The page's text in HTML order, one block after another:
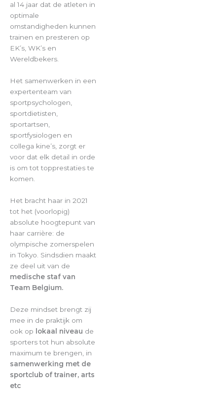
al 14 jaar dat de atleten in
optimale
omstandigheden kunnen
trainen en presteren op
EK’s, WK’s en
Wereldbekers.
Het samenwerken in een
expertenteam van
sportpsychologen,
sportdietisten,
sportartsen,
sportfysiologen en
collega kine’s, zorgt er
voor dat elk detail in orde
is om tot topprestaties te
komen.
Het bracht haar in 2021
tot het (voorlopig)
absolute hoogtepunt van
haar carrière: de
olympische zomerspelen
in Tokyo. Sindsdien maakt
ze deel uit van de
medische staf van
Team Belgium.
Deze mindset brengt zij
mee in de praktijk om
ook op
lokaal niveau de
sporters tot hun absolute
maximum te brengen, in
samenwerking met de
sportclub of trainer, arts
etc